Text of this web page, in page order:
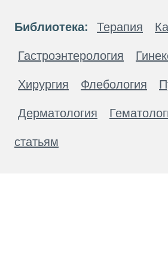
Библиотека: Терапия
Гастроэнтерология
Хирургия Флебология
Дерматология
статьям